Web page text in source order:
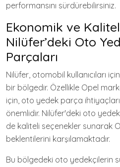
performansını sürdürebilirsiniz.
Ekonomik ve
Nilüfer’deki Oto
Parçaları
Nilüfer, otomobil kullanıcıları
bir bölgedir. Özellikle Opel
için, oto yedek parça
önemlidir. Nilüfer'deki oto
de kaliteli seçenekler sunarak
beklentilerini karşılamaktadır.
Bu bölgedeki oto yedekçilerin